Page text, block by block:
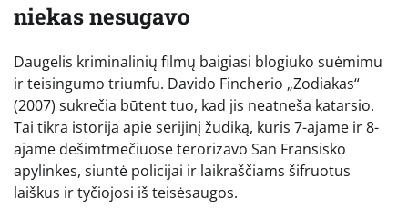
niekas nesugavo
Daugelis kriminalinių filmų baigiasi blogiuko suėmimu
ir teisingumo triumfu. Davido Fincherio „Zodiakas“
(2007) sukrečia būtent tuo, kad jis neatneša katarsio.
Tai tikra istorija apie serijinį žudiką, kuris 7-ajame ir 8-
ajame dešimtmečiuose terorizavo San Fransisko
apylinkes, siuntė policijai ir laikraščiams šifruotus
laiškus ir tyčiojosi iš teisėsaugos.